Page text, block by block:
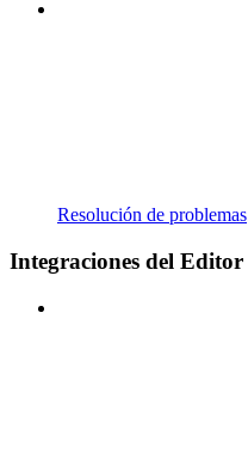
Resolución de problemas
Integraciones del Editor